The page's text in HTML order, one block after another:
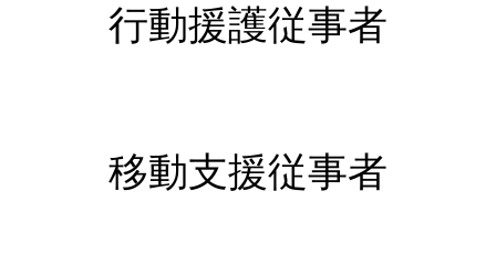
行動援護従事者
移動支援従事者